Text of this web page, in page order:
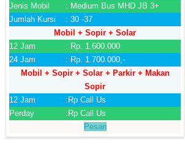
Jenis Mobil
: Medium Bus MHD JB 3+
Jumlah Kursi
: 30 -37
Mobil + Sopir + Solar
12 Jam
: Rp. 1.600.000
24 Jam
: Rp. 1.700.000,-
Mobil + Sopir + Solar + Parkir + Makan
Sopir
12 Jam
:Rp Call Us
Perday
:Rp Call Us
Pesan